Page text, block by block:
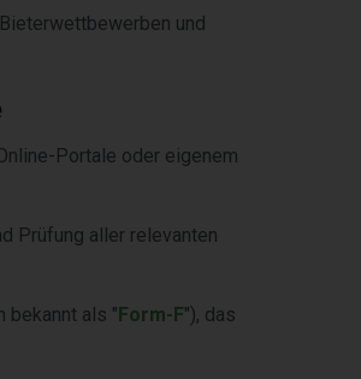
und
Portale oder eigenem
Prüfung aller relevanten
bekannt als "Form-F"), das